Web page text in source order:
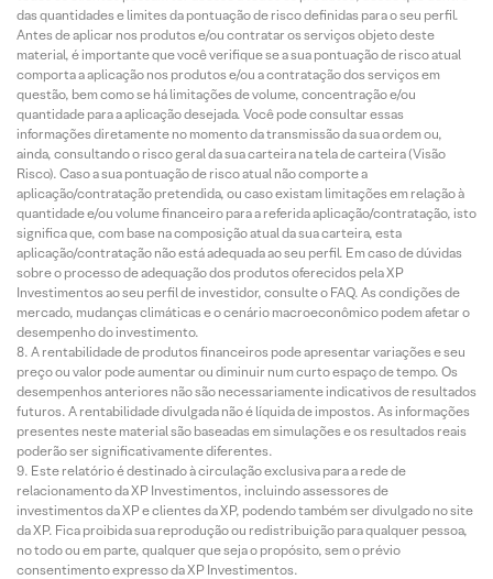
das quantidades e limites da pontuação de risco definidas para o seu perfil.
Antes de aplicar nos produtos e/ou contratar os serviços objeto deste
material, é importante que você verifique se a sua pontuação de risco atual
comporta a aplicação nos produtos e/ou a contratação dos serviços em
questão, bem como se há limitações de volume, concentração e/ou
quantidade para a aplicação desejada. Você pode consultar essas
informações diretamente no momento da transmissão da sua ordem ou,
ainda, consultando o risco geral da sua carteira na tela de carteira (Visão
Risco). Caso a sua pontuação de risco atual não comporte a
aplicação/contratação pretendida, ou caso existam limitações em relação à
quantidade e/ou volume financeiro para a referida aplicação/contratação, isto
significa que, com base na composição atual da sua carteira, esta
aplicação/contratação não está adequada ao seu perfil. Em caso de dúvidas
sobre o processo de adequação dos produtos oferecidos pela XP
Investimentos ao seu perfil de investidor, consulte o FAQ. As condições de
mercado, mudanças climáticas e o cenário macroeconômico podem afetar o
desempenho do investimento.
A rentabilidade de produtos financeiros pode apresentar variações e seu
preço ou valor pode aumentar ou diminuir num curto espaço de tempo. Os
desempenhos anteriores não são necessariamente indicativos de resultados
futuros. A rentabilidade divulgada não é líquida de impostos. As informações
presentes neste material são baseadas em simulações e os resultados reais
poderão ser significativamente diferentes.
Este relatório é destinado à circulação exclusiva para a rede de
relacionamento da XP Investimentos, incluindo assessores de
investimentos da XP e clientes da XP, podendo também ser divulgado no site
da XP. Fica proibida sua reprodução ou redistribuição para qualquer pessoa,
no todo ou em parte, qualquer que seja o propósito, sem o prévio
consentimento expresso da XP Investimentos.